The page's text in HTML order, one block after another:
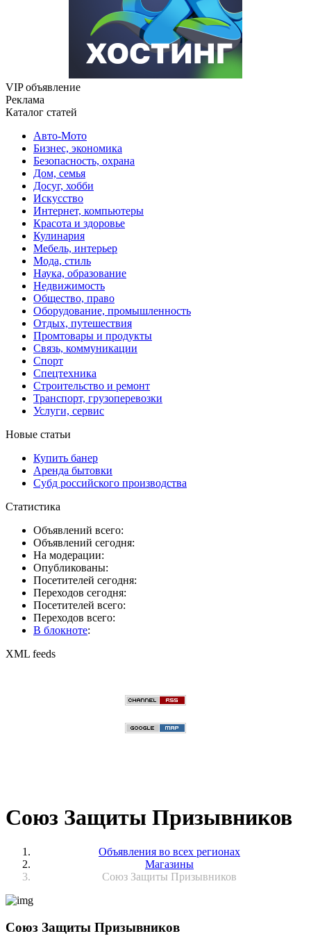
VIP объявление
Реклама
Каталог статей
Авто-Мото
Бизнес, экономика
Безопасность, охрана
Дом, семья
Досуг, хобби
Искусство
Интернет, компьютеры
Красота и здоровье
Кулинария
Мебель, интерьер
Мода, стиль
Наука, образование
Недвижимость
Общество, право
Оборудование, промышленность
Отдых, путешествия
Промтовары и продукты
Связь, коммуникации
Спорт
Спецтехника
Строительство и ремонт
Транспорт, грузоперевозки
Услуги, сервис
Новые статьи
Купить банер
Аренда бытовки
Субд российского производства
Статистика
Объявлений всего:
Объявлений сегодня:
На модерации:
Опубликованы:
Посетителей сегодня:
Переходов сегодня:
Посетителей всего:
Переходов всего:
В блокноте:
XML feeds
Союз Защиты Призывников
Объявления во всех регионах
Магазины
Союз Защиты Призывников
Союз Защиты Призывников